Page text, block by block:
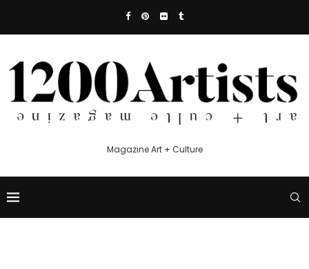
Magazine Art + Culture